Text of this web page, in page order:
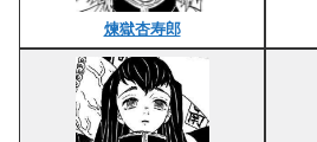
煉獄杏寿郎